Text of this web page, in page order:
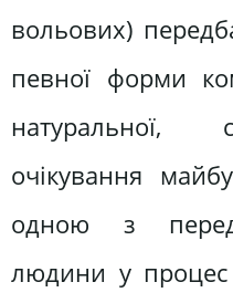
вольових)
певної форми
натуральної,
очікування
одною з
людини у